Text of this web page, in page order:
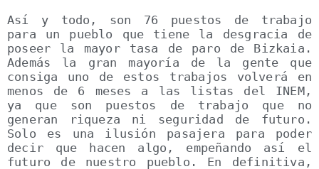
Así y todo, son 76 puestos de trabajo
para un pueblo que tiene la desgracia de
poseer la mayor tasa de paro de Bizkaia.
Además la gran mayoría de la gente que
consiga uno de estos trabajos volverá en
menos de 6 meses a las listas del INEM,
ya que son puestos de trabajo que no
generan riqueza ni seguridad de futuro.
Solo es una ilusión pasajera para poder
decir que hacen algo, empeñando así el
futuro de nuestro pueblo. En definitiva,